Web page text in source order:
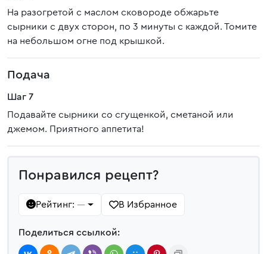
На разогретой с маслом сковороде обжарьте
сырники с двух сторон, по 3 минуты с каждой. Томите
на небольшом огне под крышкой.
Подача
Шаг 7
Подавайте сырники со сгущенкой, сметаной или
джемом. Приятного аппетита!
Понравился рецепт?
Рейтинг: — В Избранное
Поделиться ссылкой: